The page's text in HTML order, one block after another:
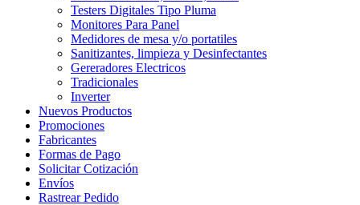
Testers Digitales Tipo Pluma
Monitores Para Panel
Medidores de mesa y/o portatiles
Sanitizantes, limpieza y Desinfectantes
Gereradores Electricos
Tradicionales
Inverter
Nuevos Productos
Promociones
Fabricantes
Formas de Pago
Solicitar Cotización
Envíos
Rastrear Pedido